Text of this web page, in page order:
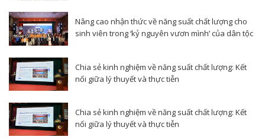
Nâng cao nhận thức về năng suất chất lượng cho
sinh viên trong ‘kỷ nguyên vươn mình’ của dân tộc
Chia sẻ kinh nghiệm về năng suất chất lượng: Kết
nối giữa lý thuyết và thực tiễn
Chia sẻ kinh nghiệm về năng suất chất lượng: Kết
nối giữa lý thuyết và thực tiễn